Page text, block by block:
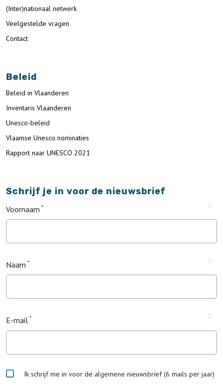
(Inter)nationaal netwerk
Veelgestelde vragen
Contact
Beleid
Beleid in Vlaanderen
Inventaris Vlaanderen
Unesco-beleid
Vlaamse Unesco nominaties
Rapport naar UNESCO 2021
Schrijf je in voor de nieuwsbrief
Voornaam
Naam
E-mail
Ik schrijf me in voor de algemene nieuwsbrief (6 mails per jaar)